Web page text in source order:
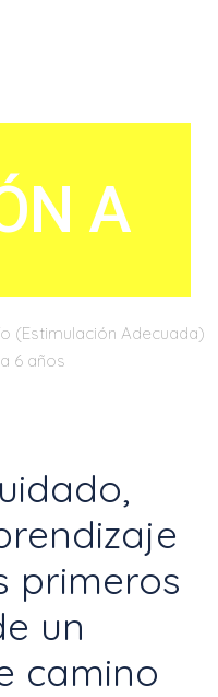
A
(Estimulación Adecuada)
6 años
primeros
un
camino